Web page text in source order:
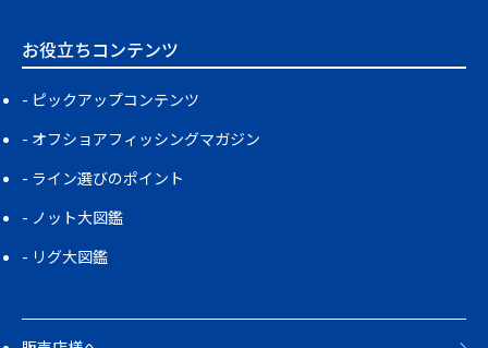
お役立ちコンテンツ
ピックアップコンテンツ
オフショアフィッシングマガジン
ライン選びのポイント
ノット大図鑑
リグ大図鑑